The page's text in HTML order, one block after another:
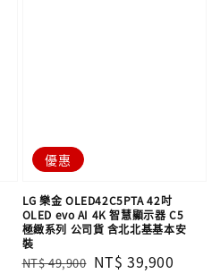
優惠
LG 樂金 OLED42C5PTA 42吋
OLED evo AI 4K 智慧顯示器 C5
極緻系列 公司貨 含北北基基本安
裝
Regular
NT$ 49,900 Sale
NT$ 39,900